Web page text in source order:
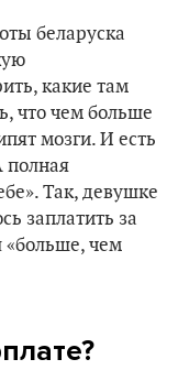
беларуска
какие там
что чем больше
мозги. И есть
полная
Так, девушке
заплатить за
«больше, чем